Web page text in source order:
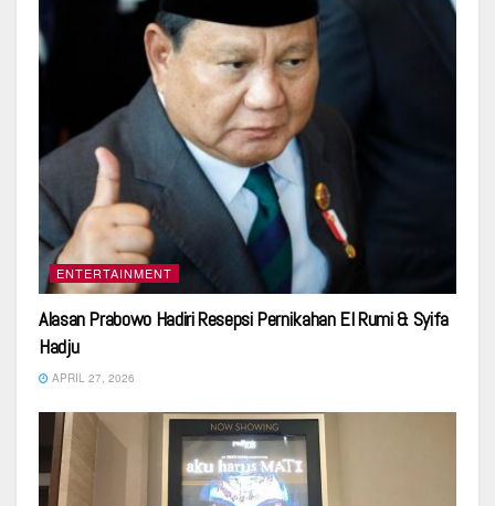
ENTERTAINMENT
Alasan Prabowo Hadiri Resepsi Pernikahan El Rumi & Syifa
Hadju
APRIL 27, 2026